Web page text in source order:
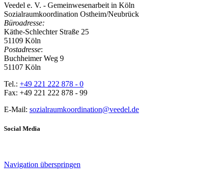
Veedel e. V. - Gemeinwesenarbeit in Köln
Sozialraumkoordination Ostheim/Neubrück
Büroadresse:
Käthe-Schlechter Straße 25
51109 Köln
Postadresse:
Buchheimer Weg 9
51107 Köln
Tel.: +49 221 222 878 - 0
Fax: +49 221 222 878 - 99
E-Mail: sozialraumkoordination@veedel.de
Social Media
Navigation überspringen